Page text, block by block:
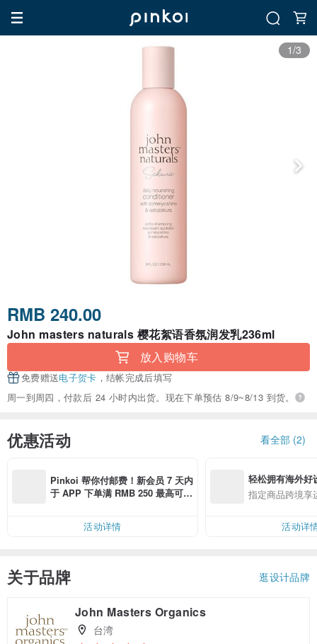
1/3
RMB 240.00
John masters naturals 樱花絮语香氛润发乳236ml
放入购物车
免费赠送电子贺卡 ，结帐完成后填写
周一到周四，付款后 24 小时内出货。现在下单预估 8/9~8/13 到货。
优惠活动 看全部 (2)
Pinkoi 帮你付邮费！新会员 7 天内
于 APP 下单满 RMB 250 最高可折
活动详情
轻松拥有海外好
指定商品跨境享
活动详
关于品牌 逛设计品牌
John Masters Organics
台湾